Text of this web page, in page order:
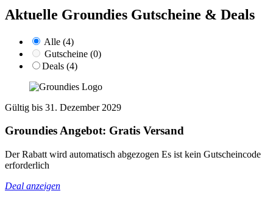
Aktuelle Groundies Gutscheine & Deals
Alle (4)
Gutscheine (0)
Deals (4)
Gültig bis 31. Dezember 2029
Groundies Angebot: Gratis Versand
Der Rabatt wird automatisch abgezogen Es ist kein Gutscheincode
erforderlich
Deal anzeigen